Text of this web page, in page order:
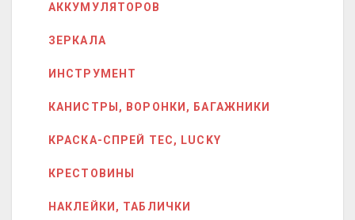
АККУМУЛЯТОРОВ
ЗЕРКАЛА
ИНСТРУМЕНТ
КАНИСТРЫ, ВОРОНКИ, БАГАЖНИКИ
КРАСКА-СПРЕЙ ТЕС, LUCKY
КРЕСТОВИНЫ
НАКЛЕЙКИ, ТАБЛИЧКИ